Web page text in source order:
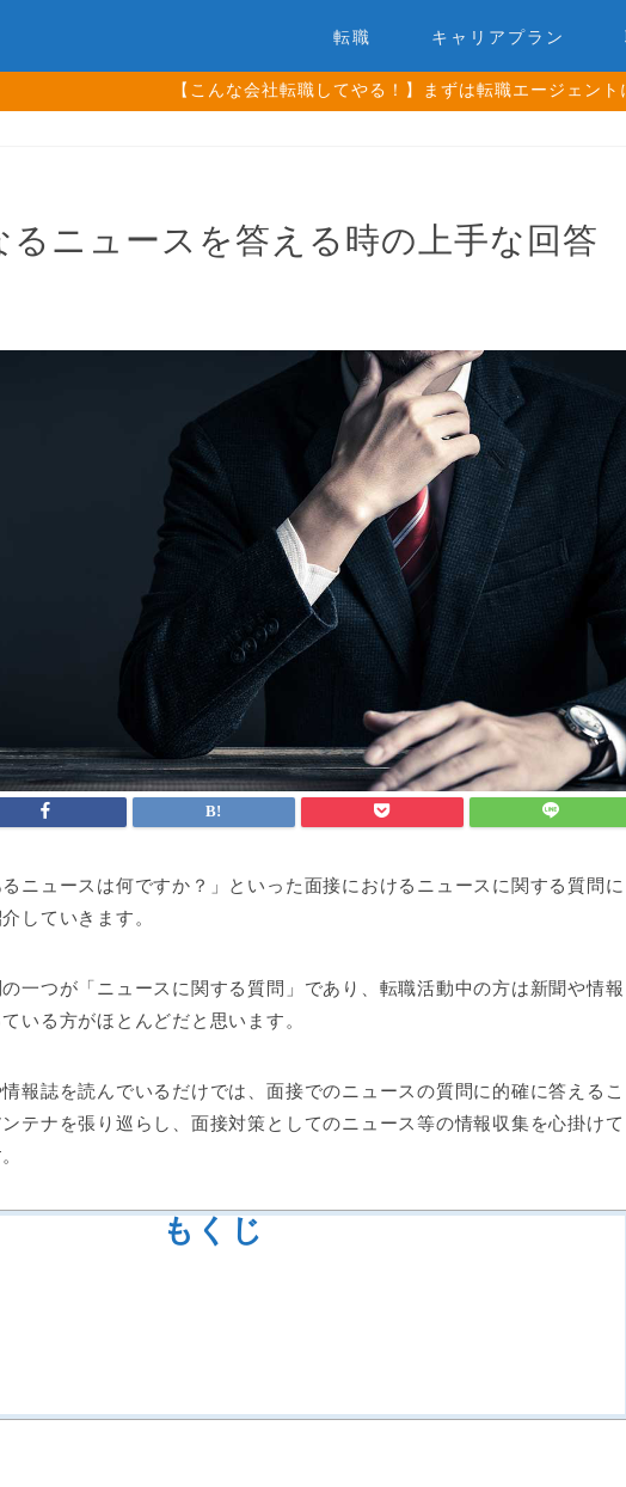
転職 キャリアプラン
【こんな会社転職してやる！】まずは転職エージェント
るニュースを答える時の上手な回答
るニュースは何ですか？」といった面接におけるニュースに関する質問に
していきます。
一つが「ニュースに関する質問」であり、転職活動中の方は新聞や情報
いる方がほとんどだと思います。
報誌を読んでいるだけでは、面接でのニュースの質問に的確に答えるこ
テナを張り巡らし、面接対策としてのニュース等の情報収集を心掛けて
もくじ